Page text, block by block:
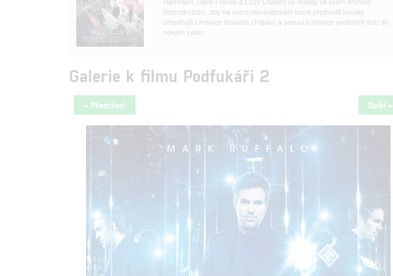
dobrodružství, aby na svém celosvětovém turné předvedli kousky
přesahující hranice lidského chápání a posunuli hranice jevištních iluzí do
nových výšin.
Galerie k filmu Podfukáři 2
« Předchozí Další »